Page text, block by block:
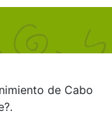
de Cabo